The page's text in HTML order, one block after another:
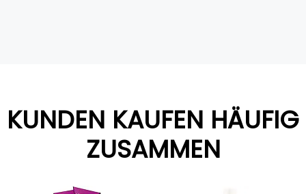
KUNDEN KAUFEN HÄUFIG
ZUSAMMEN